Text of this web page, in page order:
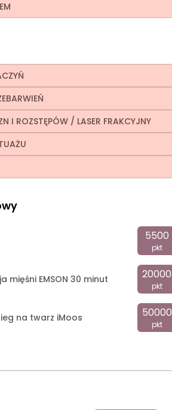
I ROZSTĘPÓW / LASER FRAKCYJNY
5500
pkt
mięśni EMSON 30 minut 20000
pkt
na twarz iMoos 50000
pkt